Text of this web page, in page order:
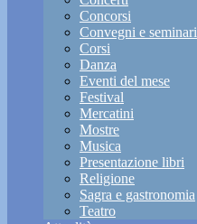
Concorsi
Convegni e seminari
Corsi
Danza
Eventi del mese
Festival
Mercatini
Mostre
Musica
Presentazione libri
Religione
Sagra e gastronomia
Teatro